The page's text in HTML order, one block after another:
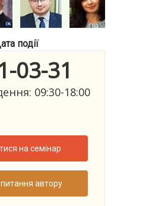
події
03-31
09:30-18:00
на семінар
автору